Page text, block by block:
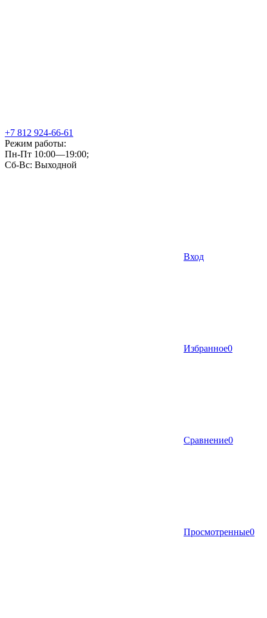
+7 812 924-66-61
Режим работы:
Пн-Пт 10:00—19:00;
Сб-Вс: Выходной
Вход
Избранное0
Сравнение0
Просмотренные0